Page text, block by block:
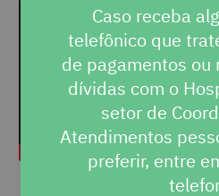
Caso receba
telefônico que
de pagamentos ou
dívidas com o
setor de
Atendimentos
preferir, entre